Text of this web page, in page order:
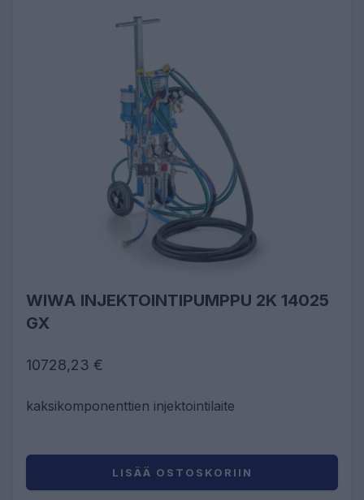
WIWA INJEKTOINTIPUMPPU 2K 14025
GX
10728,23 €
kaksikomponenttien injektointilaite
LISÄÄ OSTOSKORIIN